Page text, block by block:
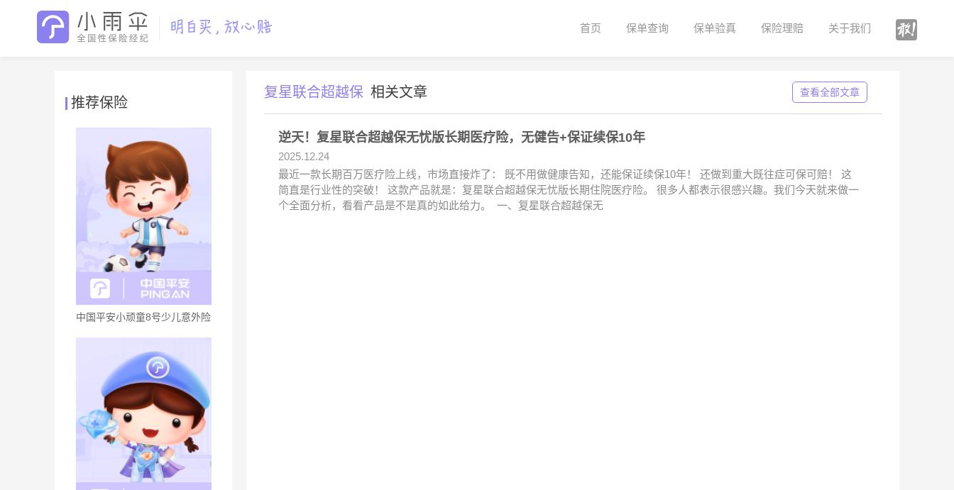
首页 保单查询 保单验真 保险理赔 关于我们
推荐保险
中国平安小顽童8号少儿意外险
复星联合超越保 相关文章 查看全部文章
逆天！复星联合超越保无忧版长期医疗险，无健告+保证续保10年
2025.12.24
最近一款长期百万医疗险上线，市场直接炸了： 既不用做健康告知，还能保证续保10年！ 还做到重大既往症可保可赔！ 这
简直是行业性的突破！ 这款产品就是：复星联合超越保无忧版长期住院医疗险。 很多人都表示很感兴趣。我们今天就来做一
个全面分析，看看产品是不是真的如此给力。 一、复星联合超越保无